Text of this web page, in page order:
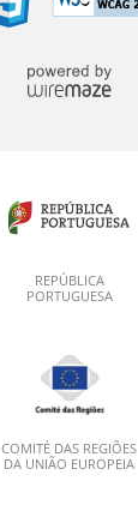
REPÚBLICA
PORTUGUESA
COMITÉ DAS REGIÕES
DA UNIÃO EUROPEIA